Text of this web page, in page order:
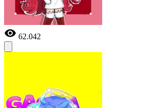
62.042